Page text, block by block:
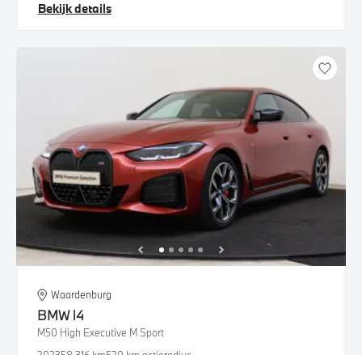
Bekijk details
Waardenburg
BMW i4
M50 High Executive M Sport